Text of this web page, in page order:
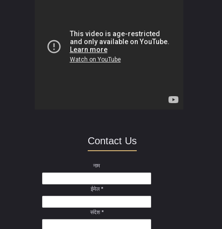
Contact Us
नाम
ईमेल*
संदेश*